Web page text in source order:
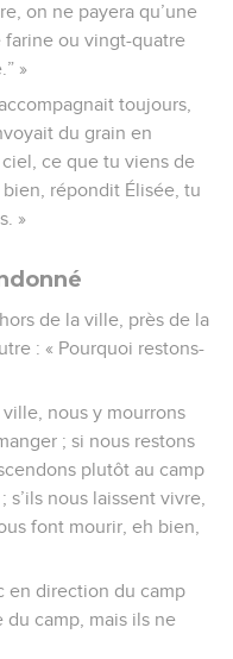
on ne payera qu’une
farine ou vingt-quatre
»
toujours,
du grain en
ce que tu viens de
bien, répondit Élisée, tu
»
de la ville, près de la
: « Pourquoi restons-
ville, nous y mourrons
; si nous restons
plutôt au camp
nous laissent vivre,
font mourir, eh bien,
en direction du camp
du camp, mais ils ne